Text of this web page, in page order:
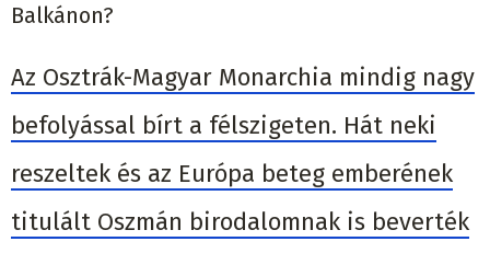
Balkánon?
Az Osztrák-Magyar Monarchia mindig nagy
befolyással bírt a félszigeten. Hát neki
reszeltek és az Európa beteg emberének
titulált Oszmán birodalomnak is beverték